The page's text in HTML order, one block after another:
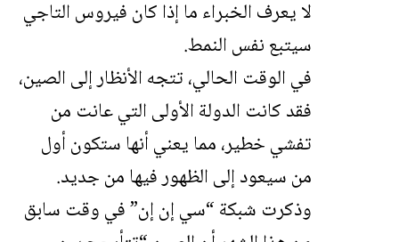
لا يعرف الخبراء ما إذا كان فيروس التاجي
سيتبع نفس النمط.
في الوقت الحالي، تتجه الأنظار إلى الصين،
فقد كانت الدولة الأولى التي عانت من
تفشي خطير، مما يعني أنها ستكون أول
من سيعود إلى الظهور فيها من جديد.
وذكرت شبكة “سي إن إن” في وقت سابق